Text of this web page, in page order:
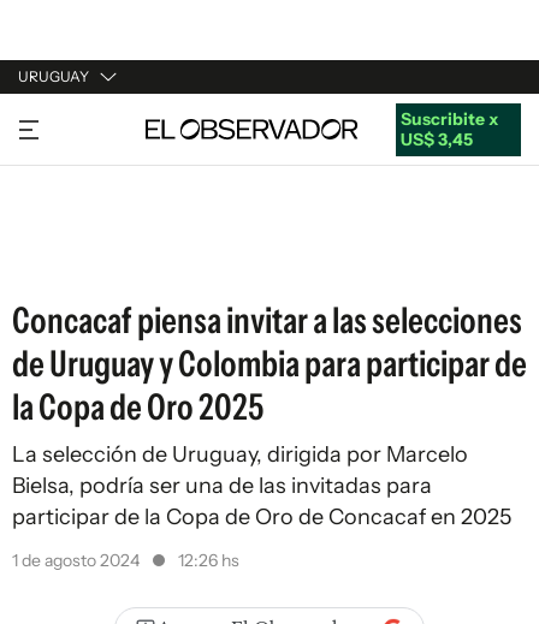
URUGUAY
URUGUAY
ARGENTINA
Suscribite x
US$ 3,45
Concacaf piensa invitar a las selecciones
de Uruguay y Colombia para participar de
la Copa de Oro 2025
La selección de Uruguay, dirigida por Marcelo
Bielsa, podría ser una de las invitadas para
participar de la Copa de Oro de Concacaf en 2025
1 de agosto 2024 12:26 hs